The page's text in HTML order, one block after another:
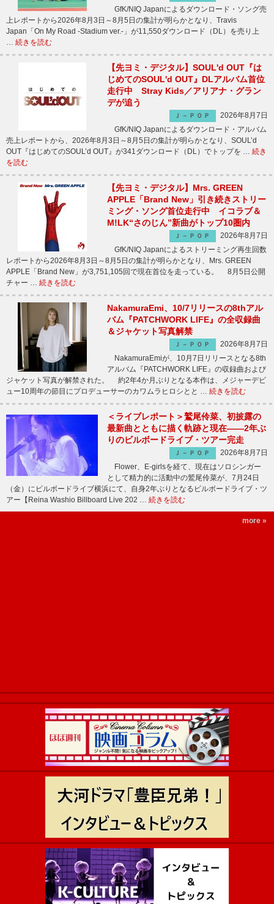
GfK/NIQ Japanによるダウンロード・ソング売
上レポートから2026年8月3日～8月5日の集計が明らかとなり、Travis
Japan「On My Road -Stadium ver.-」が11,550ダウンロード（DL）を売り上
… 続きを読む
【先ヨミ・デジタル】SOUL'd OUT『は
じめてのSOUL'd OUT』DLアルバム首位
走行中 Stray Kids／アリアナ・グラン
デが追う
Ｊ－ＰＯＰ
2026年8月7日
GfK/NIQ Japanによるダウンロード・アルバム
売上レポートから、2026年8月3日～8月5日の集計が明らかとなり、SOUL’d
OUT『はじめてのSOUL’d OUT』が341ダウンロード（DL）でトップを … 続き
を読む
【先ヨミ・デジタル】Mrs. GREEN
APPLE「Brand New」引き続きストリー
ミング・ソング首位走行中 イコラブ＆
M!LK“さのじん”新曲がトップ10圏内
Ｊ－ＰＯＰ
2026年8月7日
GfK/NIQ Japanによるストリーミング再生回数
レポートから2026年8月3日～8月5日の集計が明らかとなり、Mrs. GREEN
APPLE「Brand New」が3,751,105回で現在首位を走っている。 8月5日公開
チャー … 続きを読む
NakamuraEmi、10/7リリースの8thアル
バム『PATCHWORK LIFE』の全収録曲
＆ジャケット写真解禁
Ｊ－ＰＯＰ
2026年8月7日
NakamuraEmiが、10月7日リリースとなる8th
アルバム『PATCHWORK LIFE』の収録曲および
ジャケット写真が解禁された。 約2年4か月ぶりとなる本作は、メジャーデビ
ュー10周年の節目にプロデューサーのカワムラヒロシとと … 続きを読む
＜ライブレポート＞鷲尾伶菜、初披露の
最新曲とともに描く軌跡と現在――2年ぶ
りのビルボードライブ・ツアー完走
Ｊ－ＰＯＰ
2026年8月7日
Flower、E-girlsを経て、現在はソロシンガー
として精力的に活動中の鷲尾伶菜が、7月24日
（金）にビルボードライブ横浜にて、自身2年ぶりとなるビルボードライブ・ツ
アー【Reina Washio Billboard Live 202 … 続きを読む
more »